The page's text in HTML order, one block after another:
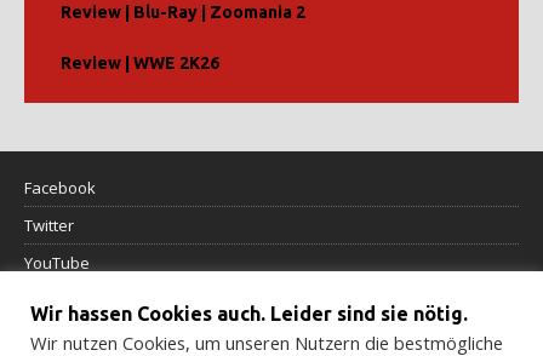
Review | Blu-Ray | Zoomania 2
Review | WWE 2K26
Facebook
Twitter
YouTube
Datenschutzerklärung
Wir hassen Cookies auch. Leider sind sie nötig.
Wir nutzen Cookies, um unseren Nutzern die bestmögliche